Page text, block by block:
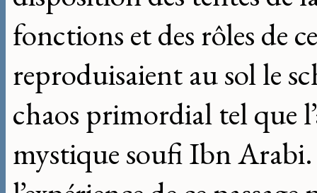
fonctions et des rôles de
reproduisaient au sol le
chaos primordial tel que
mystique soufi Ibn